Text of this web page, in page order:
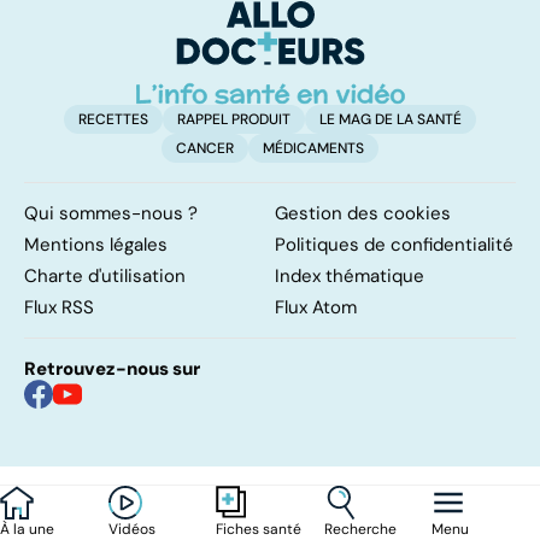
À la une Vidéos Fiches santé Recherche Menu
RECETTES RAPPEL PRODUIT
LE MAG DE LA SANTÉ
CANCER
MÉDICAMENTS
Qui sommes-nous ?
Gestion des cookies
Mentions légales
Politiques de confidentialité
Charte d'utilisation
Index thématique
Flux RSS
Flux Atom
Retrouvez-nous sur